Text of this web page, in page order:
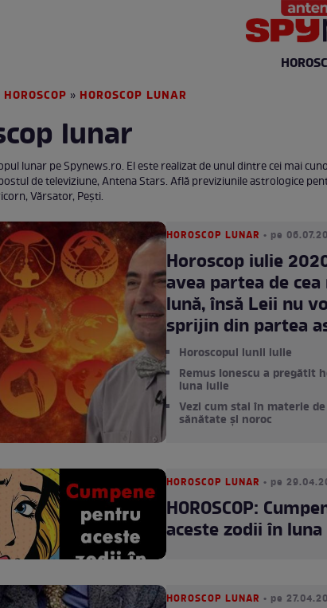
HOROSCOP » HOROSCOP LUNAR
lunar
lunar pe Spynews.ro. El este realizat de unul dintre cei mai
de televiziune, Antena Stars. Află previziunile astrologice
Vărsator, Pești.
HOROSCOP LUNAR • pe
Horoscop iulie
avea partea de
lună, însă Leii nu
sprijin din partea
Horoscopul lunii iulie
Remus Ionescu a pregătit
luna iulie
Vezi cum stai în materie
sănătate și noroc
HOROSCOP LUNAR • pe
HOROSCOP:
aceste zodii în luna
HOROSCOP LUNAR • pe